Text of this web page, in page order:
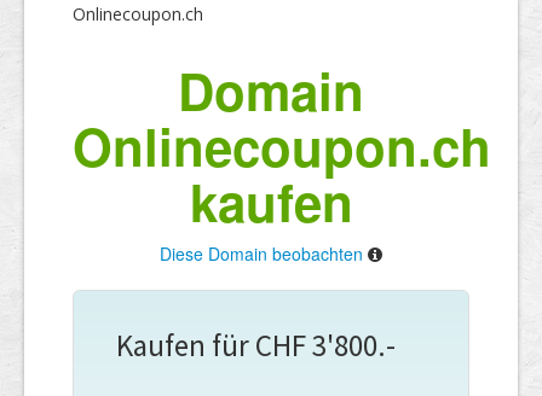
Onlinecoupon.ch
Domain
Onlinecoupon.ch
kaufen
Diese Domain beobachten
Kaufen für CHF 3'800.-